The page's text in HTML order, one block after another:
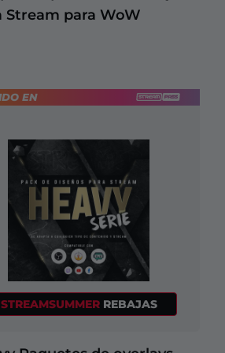
Stream para WoW
STREAMSUMMER REBAJAS
EN